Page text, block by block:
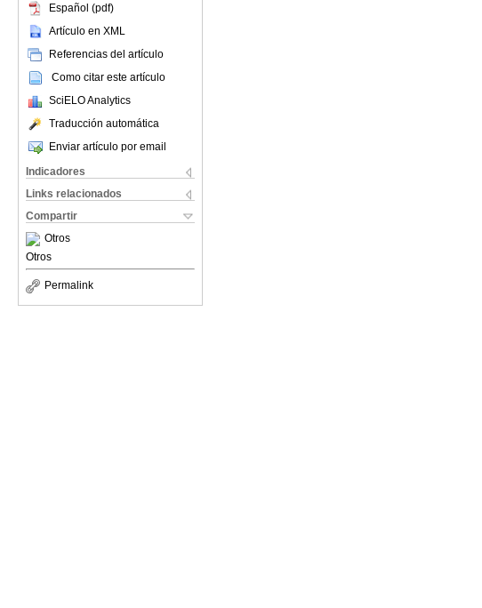
Español (pdf)
Artículo en XML
Referencias del artículo
Como citar este artículo
SciELO Analytics
Traducción automática
Enviar artículo por email
Indicadores
Links relacionados
Compartir
Otros
Otros
Permalink